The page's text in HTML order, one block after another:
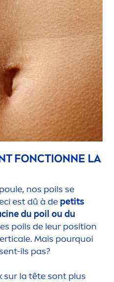
T FONCTIONNE LA
nos poils se
est dû à de petits
du poil ou du
poils de leur position
Mais pourquoi
ils pas?
sur la tête sont plus